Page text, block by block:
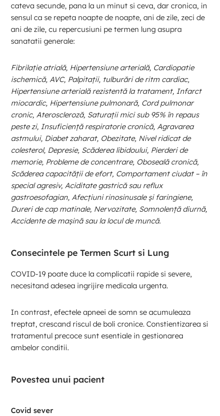
cateva secunde, pana la un minut si ceva, dar cronica, in
sensul ca se repeta noapte de noapte, ani de zile, zeci de
ani de zile, cu repercusiuni pe termen lung asupra
sanatatii generale:
Fibrilație atrială, Hipertensiune arterială, Cardiopatie
ischemică, AVC, Palpitații, tulburări de ritm cardiac,
Hipertensiune arterială rezistentă la tratament, Infarct
miocardic, Hipertensiune pulmonară, Cord pulmonar
cronic, Ateroscleroză, Saturații mici sub 95% în repaus
peste zi, Insuficiență respiratorie cronică, Agravarea
astmului, Diabet zaharat, Obezitate, Nivel ridicat de
colesterol, Depresie, Scăderea libidoului, Pierderi de
memorie, Probleme de concentrare, Oboseală cronică,
Scăderea capacității de efort, Comportament ciudat – în
special agresiv, Aciditate gastrică sau reflux
gastroesofagian, Afecțiuni rinosinusale și faringiene,
Dureri de cap matinale, Nervozitate, Somnolență diurnă,
Accidente de mașină sau la locul de muncă.
Consecintele pe Termen Scurt si Lung
COVID-19 poate duce la complicatii rapide si severe,
necesitand adesea ingrijire medicala urgenta.
In contrast, efectele apneei de somn se acumuleaza
treptat, crescand riscul de boli cronice. Constientizarea si
tratamentul precoce sunt esentiale in gestionarea
ambelor conditii.
Povestea unui pacient
Covid sever